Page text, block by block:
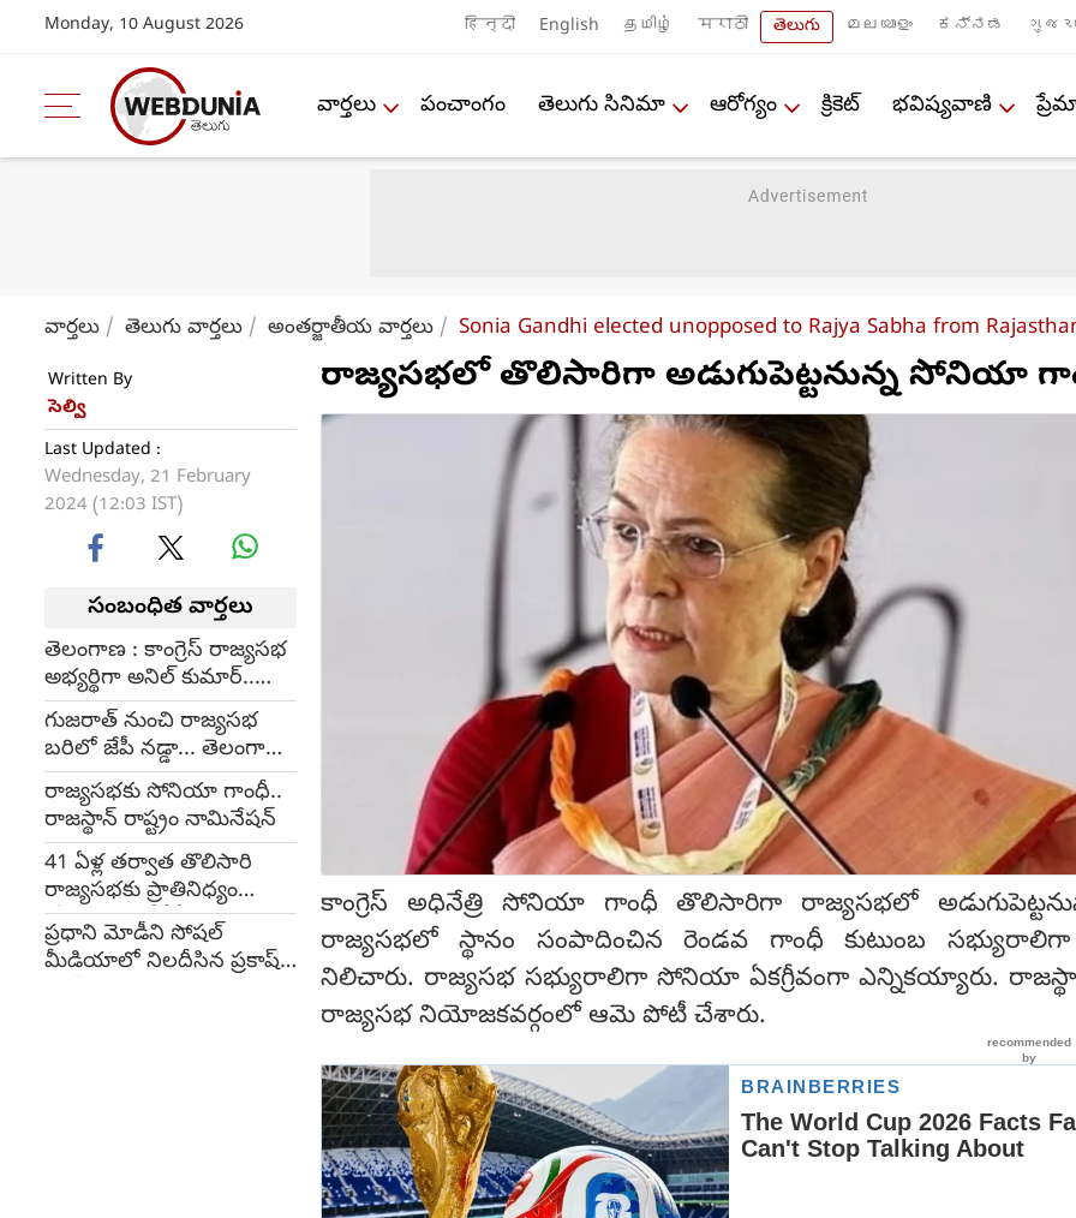
Monday, 10 August 2026 हिन्दी English தமிழ் मराठी తెలుగు മലയാളം ಕನ್ನಡ
వార్తలు పంచాంగం తెలుగు సినిమా ఆరోగ్యం క్రికెట్ భవిష్యవాణి
వార్తలు తెలుగు వార్తలు అంతర్జాతీయ వార్తలు Sonia Gandhi elected unopposed to Rajya Sabha from
Written By
సెల్వి
Last Updated :
Wednesday, 21 February
2024 (12:03 IST)
సంబంధిత వార్తలు
తెలంగాణ : కాంగ్రెస్ రాజ్యసభ
అభ్యర్థిగా అనిల్ కుమార్..
ఎవరీయన?
గుజరాత్ నుంచి రాజ్యసభ
బరిలో జేపీ నడ్డా... తెలంగాణ
నుంచి రేణుకా చౌదరి
రాజ్యసభకు సోనియా గాంధీ..
రాజస్థాన్ రాష్ట్రం నామినేషన్
41 ఏళ్ల తర్వాత తొలిసారి
రాజ్యసభకు ప్రాతినిధ్యం
కోల్పోయిన టీడీపీ
ప్రధాని మోడీని సోషల్
మీడియాలో నిలదీసిన ప్రకాష్
రాజ్యసభలో తొలిసారిగా అడుగుపెట్టనున్న సోనియా
కాంగ్రెస్ అధినేత్రి సోనియా గాంధీ తొలిసారిగా రాజ్యసభలో
రాజ్యసభలో స్థానం సంపాదించిన రెండవ గాంధీ కుటుంబ
నిలిచారు. రాజ్యసభ సభ్యురాలిగా సోనియా ఏకగ్రీవంగా ఎన్నికయ్యారు.
రాజ్యసభ నియోజకవర్గంలో ఆమె పోటీ చేశారు.